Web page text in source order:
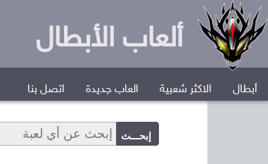
ألعاب الأبطال
أبطال الاكثر شعبية العاب جديدة اتصل بنا